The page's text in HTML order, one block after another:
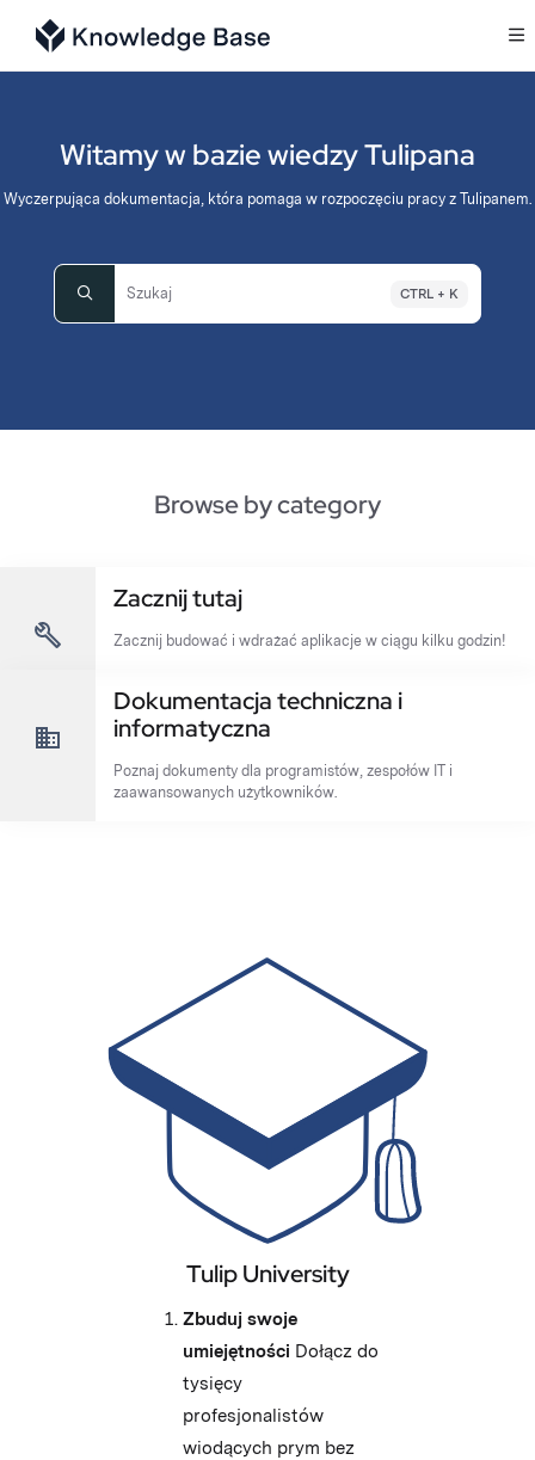
Documentation Index
Fetch the complete documentation index at:
Witamy w bazie wiedzy Tulipana
Wyczerpująca dokumentacja, która pomaga w rozpoczęciu pracy z Tulipanem.
Szukaj CTRL + K
Press CTRL + K to open search
Browse by category
Zacznij tutaj
Zacznij budować i wdrażać aplikacje w ciągu kilku godzin!
Dokumentacja techniczna i
informatyczna
Poznaj dokumenty dla programistów, zespołów IT i
zaawansowanych użytkowników.
Tulip University
Zbuduj swoje
umiejętności Dołącz do
tysięcy
profesjonalistów
wiodących prym bez